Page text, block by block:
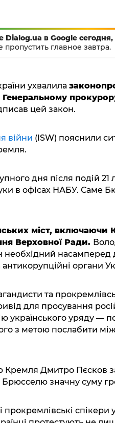
Dialog.ua в Google сегодня,
пропустить главное завтра.
ухвалила
цей закон.
війни (ISW) пояснили
дня після подій 21
в офісах НАБУ. Саме
міст, включаючи
Верховної Ради.
насамперед
органи
та
для просування
українського уряду —
з метою послабити
Кремля Дмитро Пєсков
Брюсселю значну суму
спікери